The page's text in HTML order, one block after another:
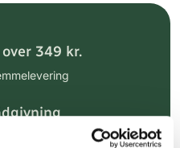
349 kr.